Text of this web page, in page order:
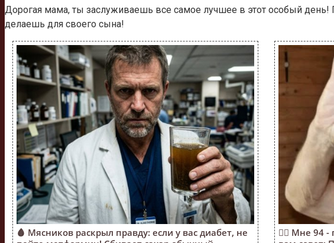
Дорогая мама, ты заслуживаешь все самое лучшее в этот особый день!
делаешь для своего сына!
🩸 Мясников раскрыл правду: если у вас диабет, не
❤️‍🔥 Мне 94